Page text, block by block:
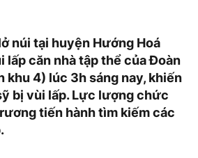
núi tại huyện Hướng Hoá
lấp căn nhà tập thể của Đoàn
khu 4) lúc 3h sáng nay, khiến
bị vùi lấp. Lực lượng chức
tiến hành tìm kiếm các